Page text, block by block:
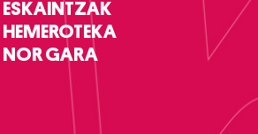
ESKAINTZAK
HEMEROTEKA
NOR GARA